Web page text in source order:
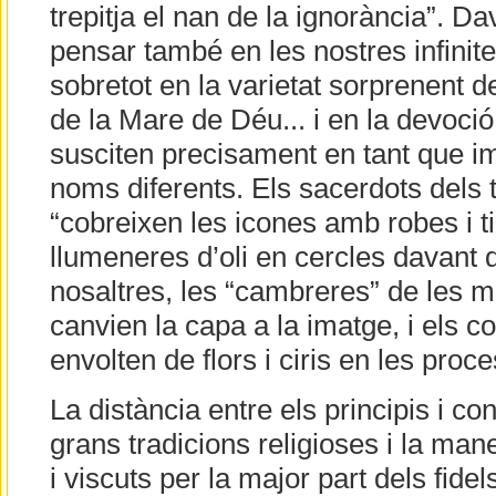
trepitja el nan de la ignorància”.
pensar també en les nostres
sobretot en la varietat sorprenent
de la Mare de Déu... i en la
susciten precisament en tant que
noms diferents. Els sacerdots dels
“cobreixen les icones amb robes i
llumeneres d’oli en cercles davant
nosaltres, les “cambreres” de les
canvien la capa a la imatge, i els
envolten de flors i ciris en les
La distància entre els principis i
grans tradicions religioses i la
i viscuts per la major part dels